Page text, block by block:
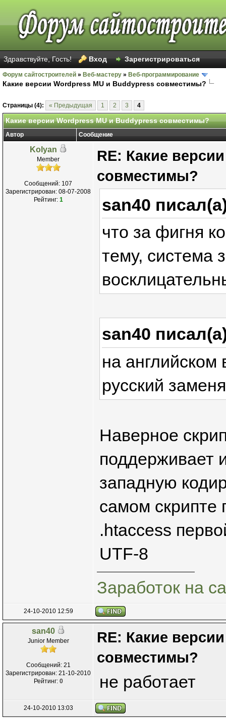
Здравствуйте, Гость! Вход Зарегистрироваться
Форум сайтостроителей » Веб-мастеру » Веб-программирование
Какие версии Wordpress MU и Buddypress совместимы?
Страницы (4): « Предыдущая 1 2 3 4
Какие версии Wordpress MU и Buddypress совместимы?
Автор Сообщение
Kolyan
Member
Сообщений: 107
Зарегистрирован: 08-07-2008
Рейтинг: 1
RE: Какие
совместимы?
san40
что за фигня
тему, система
san40
на английском
русский
Наверное
поддерживает
западную
самом скрипте
.htaccess
UTF-8
Заработок на
24-10-2010 12:59
san40
Junior Member
Сообщений: 21
Зарегистрирован: 21-10-2010
Рейтинг: 0
RE: Какие
совместимы?
не работает
24-10-2010 13:03